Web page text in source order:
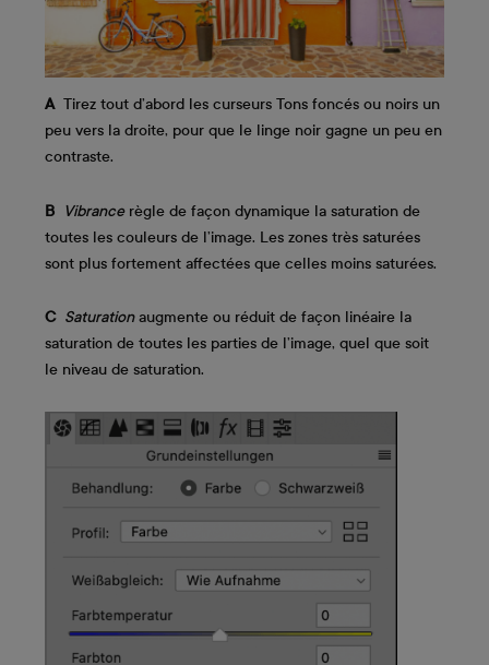
ATirez tout d’abord les curseurs Tons foncés ou noirs un
peu vers la droite, pour que le linge noir gagne un peu en
contraste.
B Vibrancerègle de façon dynamique la saturation de
toutes les couleurs de l’image. Les zones très saturées
sont plus fortement affectées que celles moins saturées.
C Saturationaugmente ou réduit de façon linéaire la
saturation de toutes les parties de l’image, quel que soit
le niveau de saturation.